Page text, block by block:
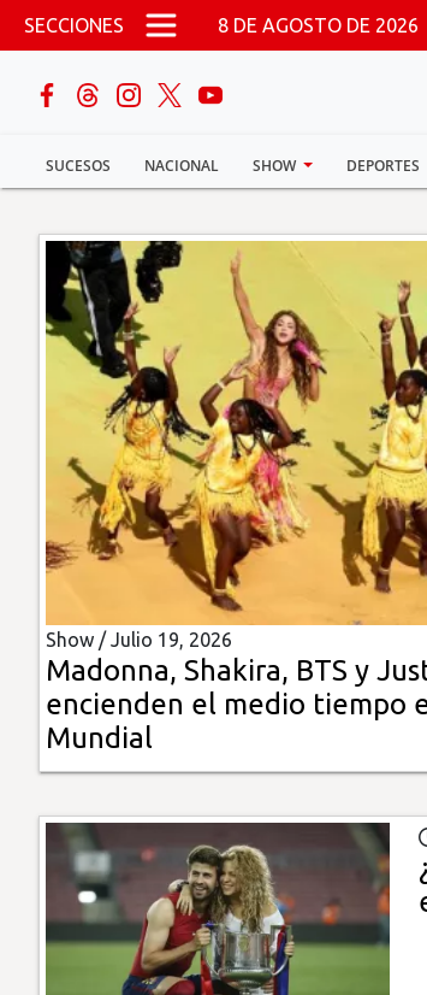
Pasar al contenido principal
SECCIONES 8 DE AGOSTO DE 2026
SUCESOS NACIONAL SHOW DEPORTES
buscar
Sucesos
Nacional
Política
Mundo
Multimedia
Impreso
Show /Julio 19, 2026
Madonna, Shakira, BTS y
encienden el medio tiempo
Mundial